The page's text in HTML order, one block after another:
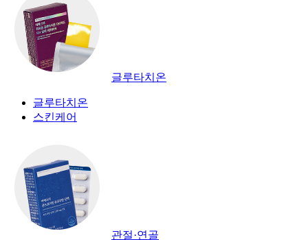
글루타치온
글루타치온
스킨케어
관절·연골